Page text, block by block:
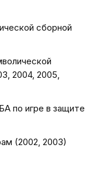
сборной
2004, 2005,
по игре в защите
(2002, 2003)